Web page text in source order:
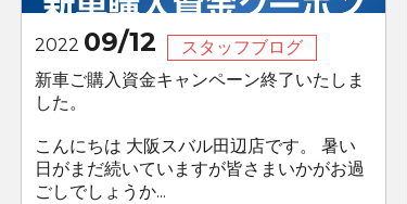
2022 09/12
スタッフブログ
新車ご購入資金キャンペーン終了いたしま
した。
こんにちは 大阪スバル田辺店です。 暑い
日がまだ続いていますが皆さまいかがお過
ごしでしょうか...